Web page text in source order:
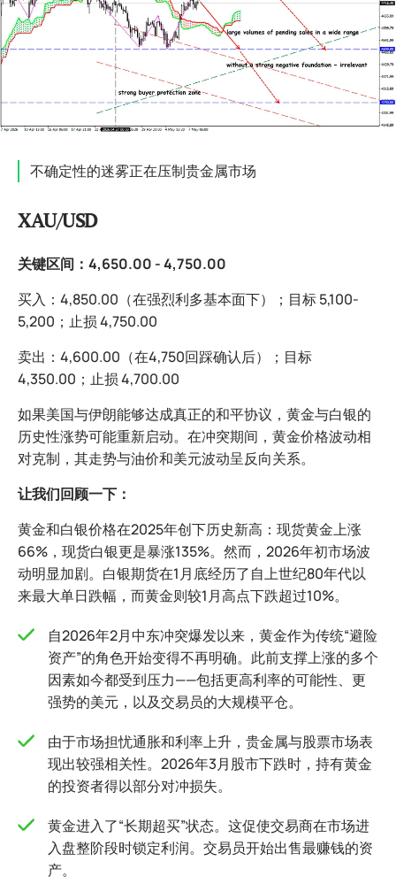
不确定性的迷雾正在压制贵金属市场
XAU/USD
关键区间：4,650.00 - 4,750.00
买入：4,850.00（在强烈利多基本面下）；目标 5,100-
5,200；止损 4,750.00
卖出：4,600.00（在4,750回踩确认后）；目标
4,350.00；止损 4,700.00
如果美国与伊朗能够达成真正的和平协议，黄金与白银的
历史性涨势可能重新启动。在冲突期间，黄金价格波动相
对克制，其走势与油价和美元波动呈反向关系。
让我们回顾一下：
黄金和白银价格在2025年创下历史新高：现货黄金上涨
66%，现货白银更是暴涨135%。然而，2026年初市场波
动明显加剧。白银期货在1月底经历了自上世纪80年代以
来最大单日跌幅，而黄金则较1月高点下跌超过10%。
自2026年2月中东冲突爆发以来，黄金作为传统“避险
资产”的角色开始变得不再明确。此前支撑上涨的多个
因素如今都受到压力——包括更高利率的可能性、更
强势的美元，以及交易员的大规模平仓。
由于市场担忧通胀和利率上升，贵金属与股票市场表
现出较强相关性。2026年3月股市下跌时，持有黄金
的投资者得以部分对冲损失。
黄金进入了“长期超买”状态。这促使交易商在市场进
入盘整阶段时锁定利润。交易员开始出售最赚钱的资
产。